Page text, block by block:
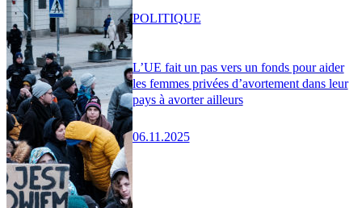
L’UE fait un pas vers un fonds pour aider
les femmes privées d’avortement dans leur
pays à avorter ailleurs
06.11.2025
POLITIQUE